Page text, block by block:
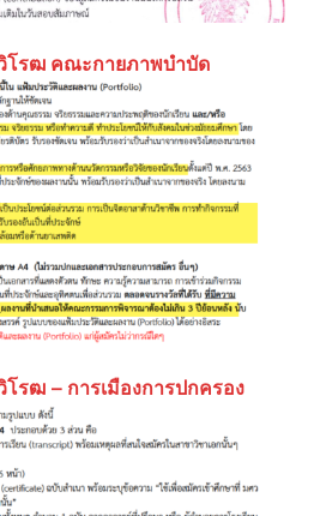
โรฒ คณะกายภาพบำบัด
โรฒ – การเมืองการปกครอง